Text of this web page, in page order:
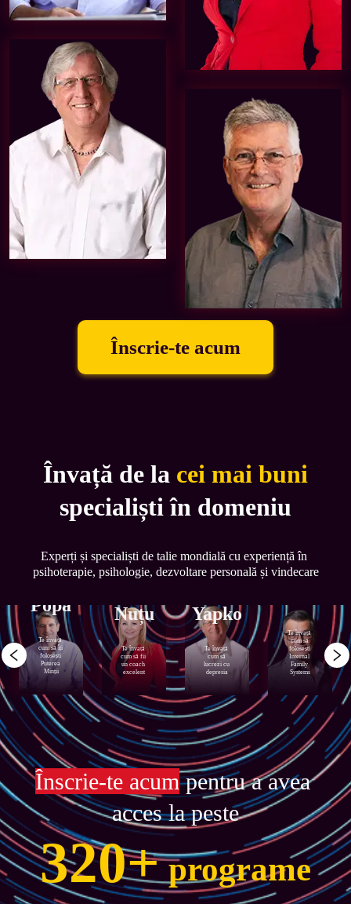
Înscrie-te acum
Învață de la cei mai buni
specialiști în domeniu
Experți și specialiști de talie mondială cu experiență în
psihoterapie, psihologie, dezvoltare personală și vindecare
Eugen
Popa
Te învață
cum să îți
folosești
Puterea
Minții
Nuțu
Te învață
cum să fii
un coach
excelent
Yapko
Te învață
cum să
lucrezi cu
depresia
Frank
Te învață
cum să
folosești
Internal
Family
Systems
Înscrie-te acum pentru a avea
acces la peste
320+programe